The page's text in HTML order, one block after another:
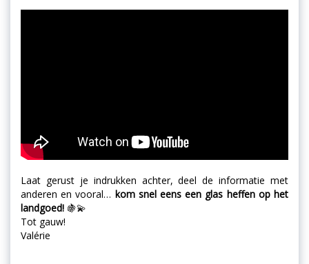
Laat gerust je indrukken achter, deel de informatie met
anderen en vooral… kom snel eens een glas heffen op het
landgoed! 🍇💫
Tot gauw!
Valérie